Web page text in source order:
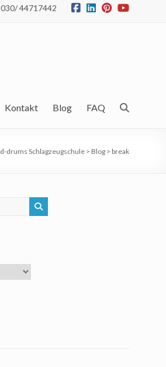
030/ 44717442
Kontakt Blog FAQ
d-drums Schlagzeugschule > Blog > break